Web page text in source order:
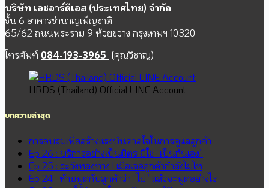
บริษัท เอชอาร์ดีเอส (ประเทศไทย) จำกัด
ชั้น 6 อาคารชำนาญเพ็ญชาติ
65/62 ถนนพระราม 9 ห้วยขวาง กรุงเทพฯ 10320
โทรศัพท์ 084-193-3965 (คุณวิชาญ)
HRDS (Thailand) Official LINE Account
บทความล่าสุด
การอบรมเพื่อสร้างแรงบันดาลใจในการดูแลลูกค้า
Ep 26 : บริการอย่างเป็นมิตร มิใช่ “เป็นกันเอง”
Ep 25 : ระวังหลงทาง ! เมื่อเจอลูกค้ากำลังโมโห
Ep 24 : ห้ามพูดกับลูกค้าว่า “ไม่” แล้วจะพูดอย่างไร